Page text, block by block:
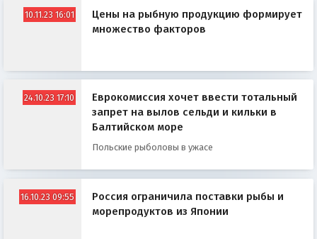
10.11.23 16:01
Цены на рыбную продукцию формирует
множество факторов
24.10.23 17:10
Еврокомиссия хочет ввести тотальный
запрет на вылов сельди и кильки в
Балтийском море
Польские рыболовы в ужасе
16.10.23 09:55
Россия ограничила поставки рыбы и
морепродуктов из Японии